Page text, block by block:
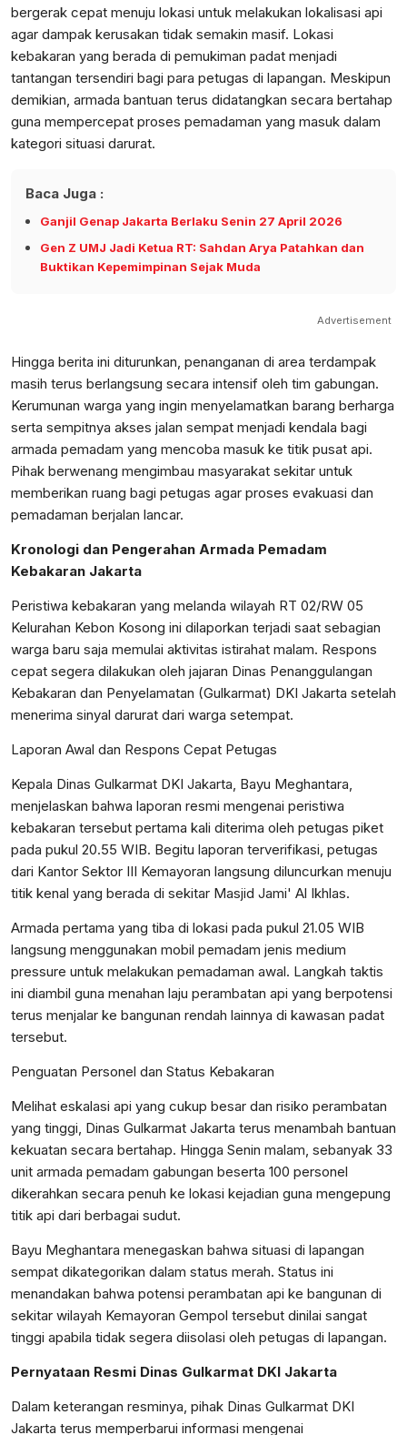
bergerak cepat menuju lokasi untuk melakukan lokalisasi api
agar dampak kerusakan tidak semakin masif. Lokasi
kebakaran yang berada di pemukiman padat menjadi
tantangan tersendiri bagi para petugas di lapangan. Meskipun
demikian, armada bantuan terus didatangkan secara bertahap
guna mempercepat proses pemadaman yang masuk dalam
kategori situasi darurat.
Baca Juga :
Ganjil Genap Jakarta Berlaku Senin 27 April 2026
Gen Z UMJ Jadi Ketua RT: Sahdan Arya Patahkan dan
Buktikan Kepemimpinan Sejak Muda
Advertisement
Hingga berita ini diturunkan, penanganan di area terdampak
masih terus berlangsung secara intensif oleh tim gabungan.
Kerumunan warga yang ingin menyelamatkan barang berharga
serta sempitnya akses jalan sempat menjadi kendala bagi
armada pemadam yang mencoba masuk ke titik pusat api.
Pihak berwenang mengimbau masyarakat sekitar untuk
memberikan ruang bagi petugas agar proses evakuasi dan
pemadaman berjalan lancar.
Kronologi dan Pengerahan Armada Pemadam
Kebakaran Jakarta
Peristiwa kebakaran yang melanda wilayah RT 02/RW 05
Kelurahan Kebon Kosong ini dilaporkan terjadi saat sebagian
warga baru saja memulai aktivitas istirahat malam. Respons
cepat segera dilakukan oleh jajaran Dinas Penanggulangan
Kebakaran dan Penyelamatan (Gulkarmat) DKI Jakarta setelah
menerima sinyal darurat dari warga setempat.
Laporan Awal dan Respons Cepat Petugas
Kepala Dinas Gulkarmat DKI Jakarta, Bayu Meghantara,
menjelaskan bahwa laporan resmi mengenai peristiwa
kebakaran tersebut pertama kali diterima oleh petugas piket
pada pukul 20.55 WIB. Begitu laporan terverifikasi, petugas
dari Kantor Sektor III Kemayoran langsung diluncurkan menuju
titik kenal yang berada di sekitar Masjid Jami' Al Ikhlas.
Armada pertama yang tiba di lokasi pada pukul 21.05 WIB
langsung menggunakan mobil pemadam jenis medium
pressure untuk melakukan pemadaman awal. Langkah taktis
ini diambil guna menahan laju perambatan api yang berpotensi
terus menjalar ke bangunan rendah lainnya di kawasan padat
tersebut.
Penguatan Personel dan Status Kebakaran
Melihat eskalasi api yang cukup besar dan risiko perambatan
yang tinggi, Dinas Gulkarmat Jakarta terus menambah bantuan
kekuatan secara bertahap. Hingga Senin malam, sebanyak 33
unit armada pemadam gabungan beserta 100 personel
dikerahkan secara penuh ke lokasi kejadian guna mengepung
titik api dari berbagai sudut.
Bayu Meghantara menegaskan bahwa situasi di lapangan
sempat dikategorikan dalam status merah. Status ini
menandakan bahwa potensi perambatan api ke bangunan di
sekitar wilayah Kemayoran Gempol tersebut dinilai sangat
tinggi apabila tidak segera diisolasi oleh petugas di lapangan.
Pernyataan Resmi Dinas Gulkarmat DKI Jakarta
Dalam keterangan resminya, pihak Dinas Gulkarmat DKI
Jakarta terus memperbarui informasi mengenai